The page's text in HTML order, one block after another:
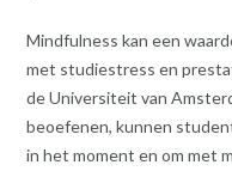
Mindfulness kan een
met studiestress en
de Universiteit van
beoefenen, kunnen
in het moment en om met